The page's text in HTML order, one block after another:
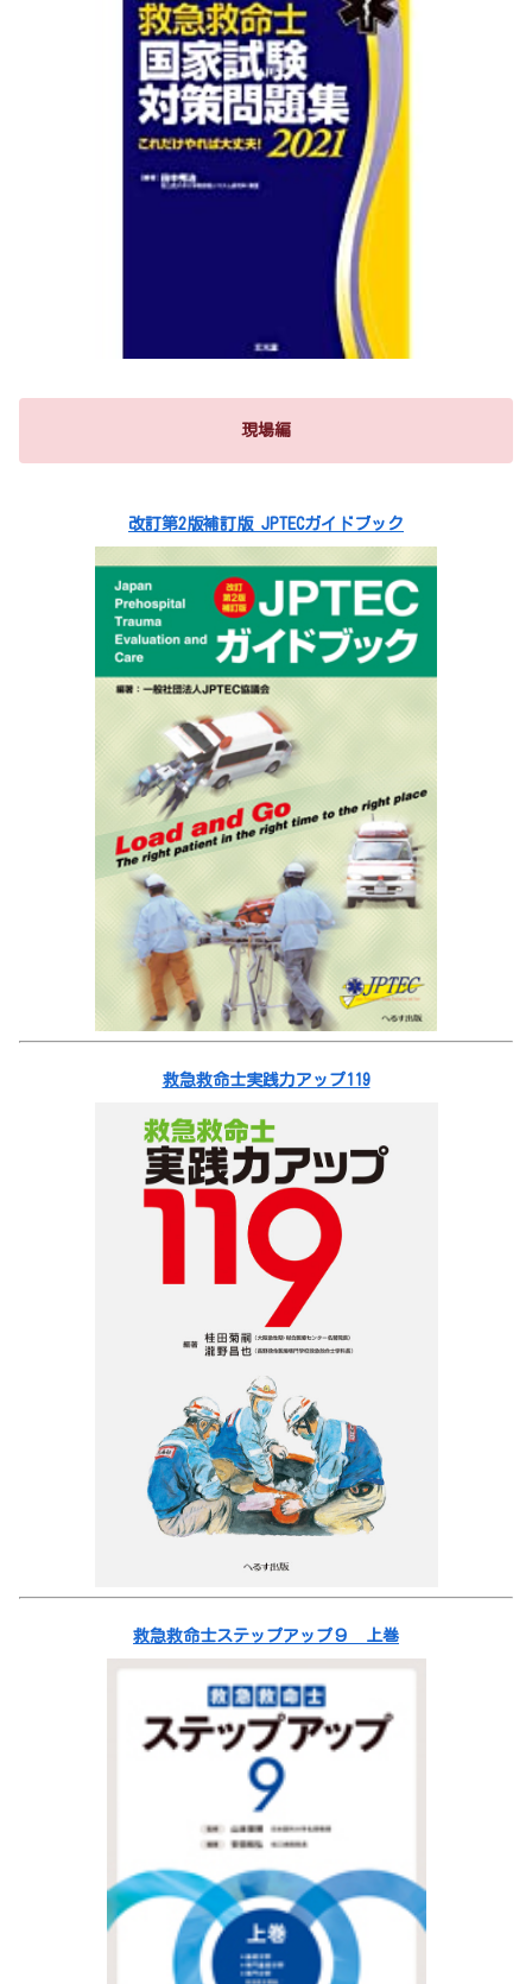
現場編
改訂第2版補訂版 JPTECガイドブック
救急救命士実践力アップ119
救急救命士ステップアップ９ 上巻